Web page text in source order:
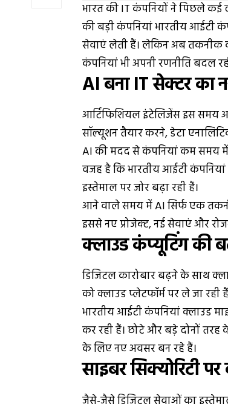
भारत की IT कंपनियों ने पिछले कई
की बड़ी कंपनियां भारतीय आईटी
सेवाएं लेती हैं। लेकिन अब तकनीक
कंपनियां भी अपनी रणनीति बदल
AI बना IT सेक्टर का
आर्टिफिशियल इंटेलिजेंस इस समय
सॉल्यूशन तैयार करने, डेटा
AI की मदद से कंपनियां कम समय में
वजह है कि भारतीय आईटी
इस्तेमाल पर जोर बढ़ा रही हैं।
आने वाले समय में AI सिर्फ एक
इससे नए प्रोजेक्ट, नई सेवाएं और
क्लाउड कंप्यूटिंग की
डिजिटल कारोबार बढ़ने के साथ
को क्लाउड प्लेटफॉर्म पर ले जा
भारतीय आईटी कंपनियां क्लाउड
कर रही हैं। छोटे और बड़े दोनों तरह
के लिए नए अवसर बन रहे हैं।
साइबर सिक्योरिटी